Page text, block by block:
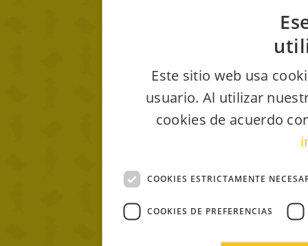
Este sitio web usa
usuario. Al utilizar
cookies de acuerdo
COOKIES ESTRICTAMENTE
COOKIES DE PREFERENCIAS